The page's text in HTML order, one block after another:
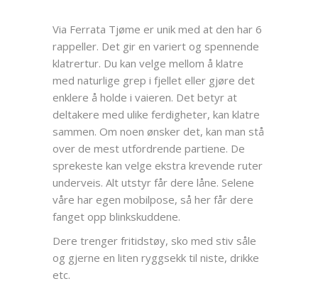
Via Ferrata Tjøme er unik med at den har 6
rappeller. Det gir en variert og spennende
klatrertur. Du kan velge mellom å klatre
med naturlige grep i fjellet eller gjøre det
enklere å holde i vaieren. Det betyr at
deltakere med ulike ferdigheter, kan klatre
sammen. Om noen ønsker det, kan man stå
over de mest utfordrende partiene. De
sprekeste kan velge ekstra krevende ruter
underveis. Alt utstyr får dere låne. Selene
våre har egen mobilpose, så her får dere
fanget opp blinkskuddene.
Dere trenger fritidstøy, sko med stiv såle
og gjerne en liten ryggsekk til niste, drikke
etc.